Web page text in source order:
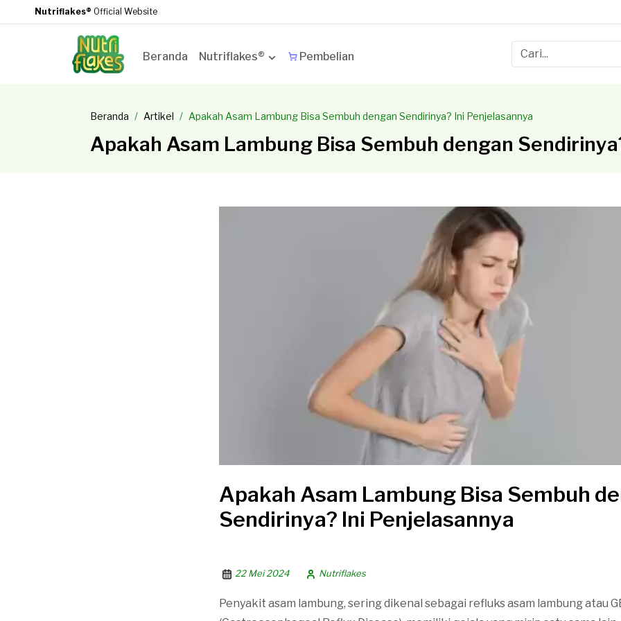
Nutriflakes® Official Website
Beranda Nutriflakes® Pembelian
Beranda Artikel Apakah Asam Lambung Bisa Sembuh dengan Sendirinya? Ini Penjelasannya
Apakah Asam Lambung Bisa Sembuh dengan
Apakah Asam Lambung Bisa Sembuh
Sendirinya? Ini Penjelasannya
22 Mei 2024 Nutriflakes
Penyakit asam lambung, sering dikenal sebagai refluks asam lambung atau